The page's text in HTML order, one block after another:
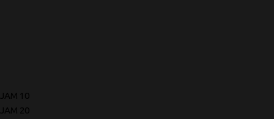
JAM 10
JAM 20